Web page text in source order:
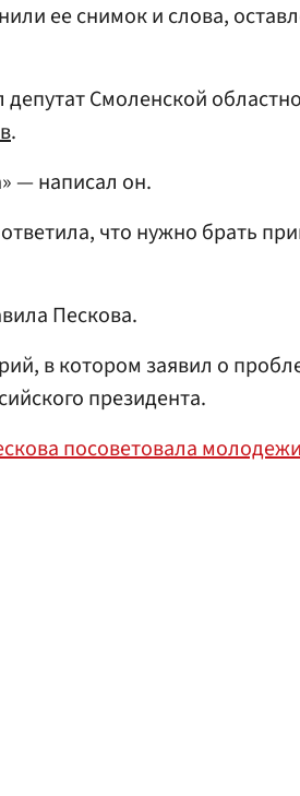
ее снимок и слова,
Смоленской
.
— написал он.
что нужно брать
Пескова.
в котором заявил о
президента.
посоветовала